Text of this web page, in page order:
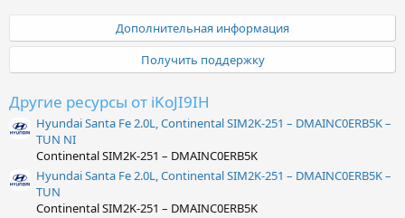
0
в
ё
Дополнительная информация
Получить поддержку
Другие ресурсы от iKoJI9IH
Hyundai Santa Fe 2.0L, Continental SIM2K-251 – DMAINC0ERB5K –
TUN NI
Continental SIM2K-251 – DMAINC0ERB5K
Hyundai Santa Fe 2.0L, Continental SIM2K-251 – DMAINC0ERB5K –
TUN
Continental SIM2K-251 – DMAINC0ERB5K